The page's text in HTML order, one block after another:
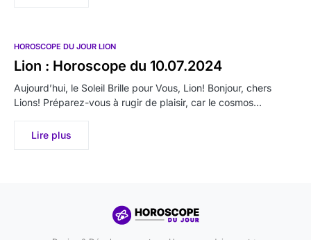
HOROSCOPE DU JOUR LION
Lion : Horoscope du 10.07.2024
Aujourd’hui, le Soleil Brille pour Vous, Lion! Bonjour, chers
Lions! Préparez-vous à rugir de plaisir, car le cosmos…
Lire plus